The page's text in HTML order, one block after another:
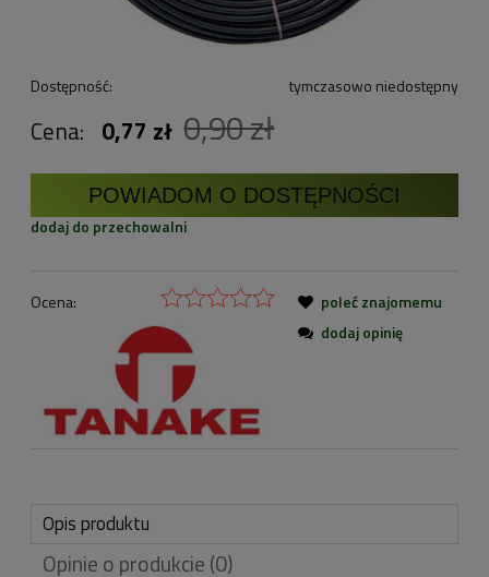
Dostępność: tymczasowo niedostępny
Cena: 0,77 zł 0,90 zł
POWIADOM O DOSTĘPNOŚCI
dodaj do przechowalni
Ocena:
poleć znajomemu
dodaj opinię
Opis produktu
Opinie o produkcie (0)